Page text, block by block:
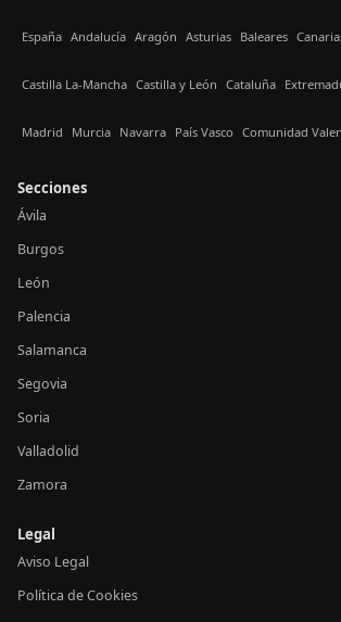
España Andalucía Aragón Asturias Baleares
Castilla La-Mancha Castilla y León Cataluña
Madrid Murcia Navarra País Vasco Comunidad
Secciones
Ávila
Burgos
León
Palencia
Salamanca
Segovia
Soria
Valladolid
Zamora
Legal
Aviso Legal
Política de Cookies